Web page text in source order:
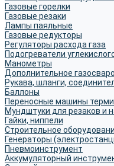
Газовые горелки
Газовые резаки
Лампы паяльные
Газовые редукторы
Регуляторы расхода газа
Подогреватели
Манометры
Дополнительное
Рукава, шланги,
Баллоны
Переносные машины
Мундштуки для резаков и
Гайки, ниппели
Строительное
Генераторы
Пневмоинструмент
Аккумуляторный